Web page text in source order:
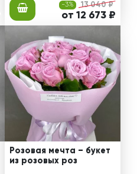
-3% 13 040 ₽
от 12 673 ₽
Розовая мечта – букет
из розовых роз